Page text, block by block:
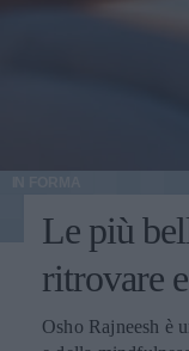
Le più
ritrovare
Osho Rajneesh è